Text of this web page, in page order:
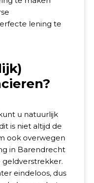
lening te
u natuurlijk
is niet altijd de
ook overwegen
in Barendrecht
eindeloos, dus